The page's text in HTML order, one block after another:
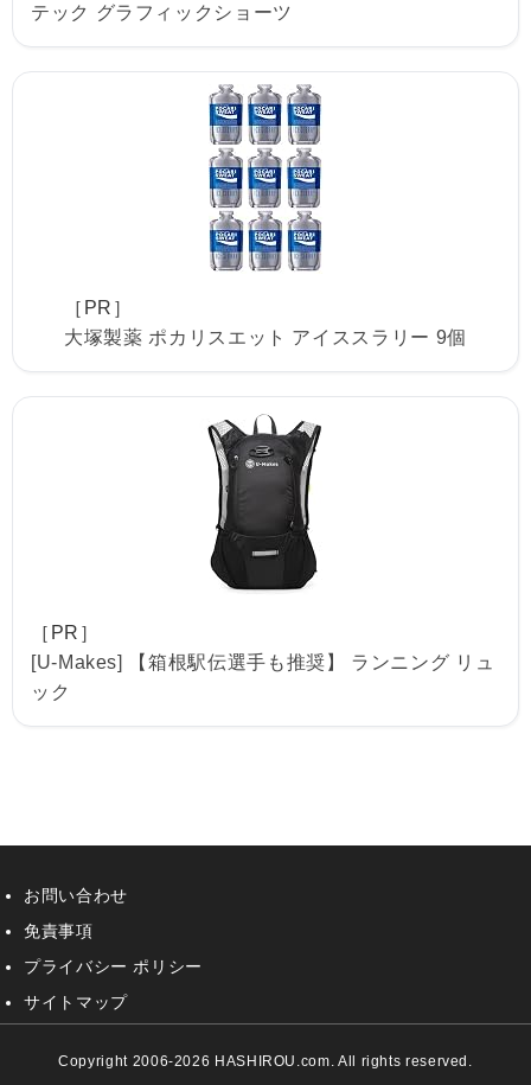
テック グラフィックショーツ
［PR］
大塚製薬 ポカリスエット アイススラリー 9個
［PR］
[U-Makes] 【箱根駅伝選手も推奨】 ランニング リュ
ック
お問い合わせ
免責事項
プライバシー ポリシー
サイトマップ
Copyright 2006-2026 HASHIROU.com. All rights reserved.